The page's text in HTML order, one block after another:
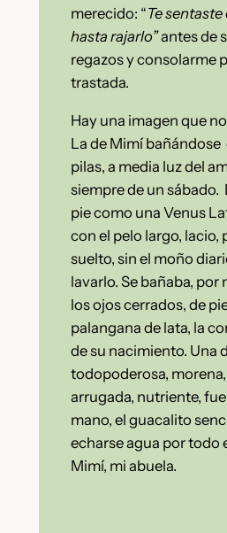
merecido: “Te
hasta rajarlo”antes de
regazos y consolarme
trastada.
Hay una imagen que
La de Mimí bañándose
pilas, a media luz del
siempre de un sábado.
pie como una Venus
con el pelo largo, lacio,
suelto, sin el moño
lavarlo. Se bañaba, por
los ojos cerrados, de
palangana de lata, la
de su nacimiento. Una
todopoderosa, morena,
arrugada, nutriente,
mano, el guacalito
echarse agua por todo
Mimí, mi abuela.